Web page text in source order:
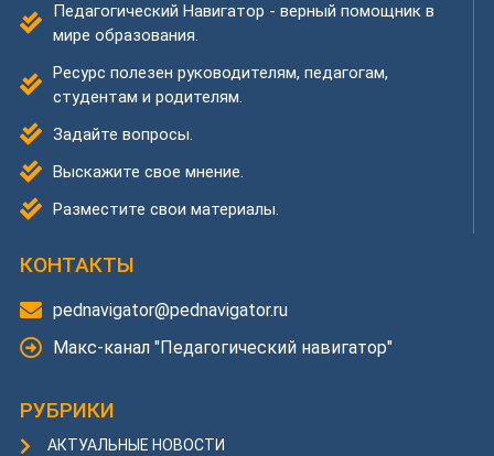
Педагогический Навигатор - верный помощник в
мире образования.
Ресурс полезен руководителям, педагогам,
студентам и родителям.
Задайте вопросы.
Выскажите свое мнение.
Разместите свои материалы.
КОНТАКТЫ
pednavigator@pednavigator.ru
Макс-канал "Педагогический навигатор"
РУБРИКИ
АКТУАЛЬНЫЕ НОВОСТИ